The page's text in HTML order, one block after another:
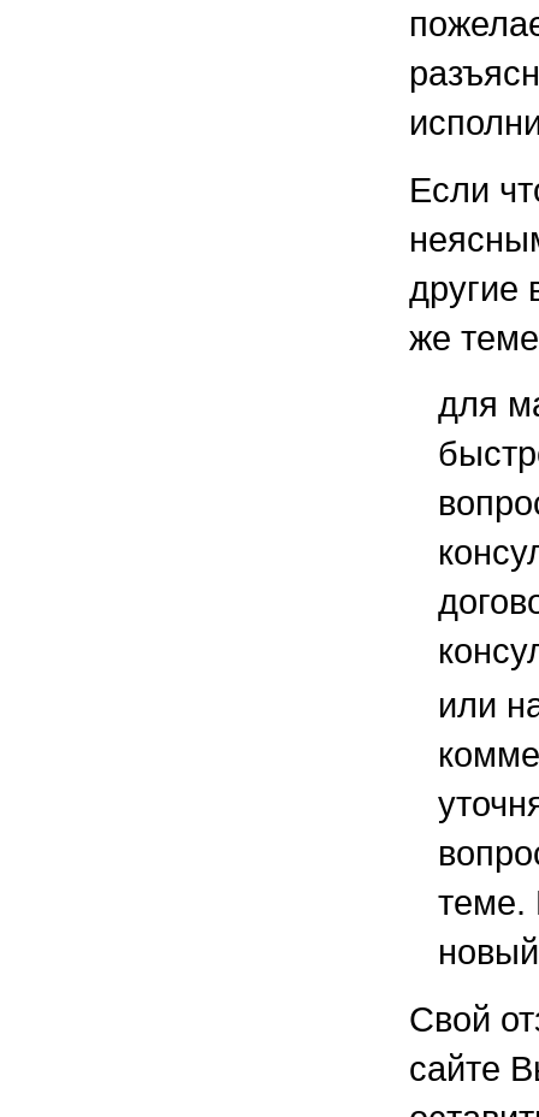
Если
другие
же
для
или
теме.
Свой
сайте